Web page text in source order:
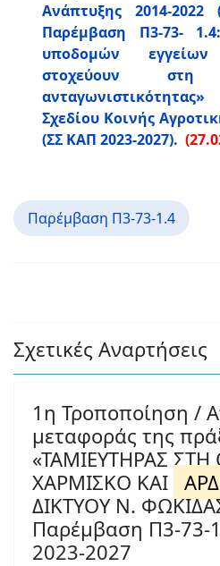
Ανάπτυξης 2014-
Παρέμβαση Π3-73-
υποδομών
στοχεύουν
Σχεδίου Κοινής
(ΣΣ ΚΑΠ 2023-2027).
Παρέμβαση Π3-73-1.4
Σχετικές Αναρτήσεις
1η Τροποποίηση /
μεταφοράς της
«ΤΑΜΙΕΥΤΗΡΑΣ
ΧΑΡΜΙΣΚΟ ΚΑΙ
ΔΙΚΤΥΟΥ Ν.
Παρέμβαση Π3-73-
2023-2027